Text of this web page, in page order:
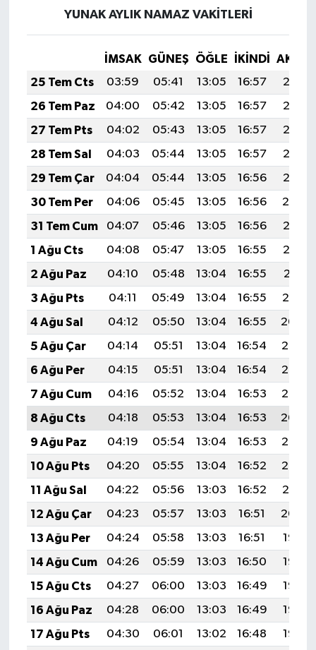
YUNAK AYLIK NAMAZ VAKITLERI
İMSAK GÜNEŞ ÖĞLE İKINDI
25 Tem Cts
03:59 05:41 13:05 16:57
20:18
26 Tem Paz
04:00 05:42 13:05 16:57
20:18
27 Tem Pts
04:02 05:43 13:05 16:57
20:17
28 Tem Sal
04:03 05:44 13:05 16:57
20:16
29 Tem Çar
04:04 05:44 13:05 16:56
20:15
30 Tem Per
04:06 05:45 13:05 16:56
20:14
31 Tem Cum
04:07 05:46 13:05 16:56
20:13
1 Ağu Cts
04:08 05:47 13:05 16:55
20:12
2 Ağu Paz
04:10 05:48 13:04 16:55
20:11
3 Ağu Pts
04:11 05:49 13:04 16:55
20:10
4 Ağu Sal
04:12 05:50 13:04 16:55
20:09
5 Ağu Çar
04:14 05:51 13:04 16:54
20:08
6 Ağu Per
04:15 05:51 13:04 16:54
20:07
7 Ağu Cum
04:16 05:52 13:04 16:53
20:06
8 Ağu Cts
04:18 05:53 13:04 16:53
20:04
9 Ağu Paz
04:19 05:54 13:04 16:53
20:03
10 Ağu Pts
04:20 05:55 13:04 16:52
20:02
11 Ağu Sal
04:22 05:56 13:03 16:52
20:01
12 Ağu Çar
04:23 05:57 13:03 16:51
20:00
13 Ağu Per
04:24 05:58 13:03 16:51
19:58
14 Ağu Cum
04:26 05:59 13:03 16:50
19:57
15 Ağu Cts
04:27 06:00 13:03 16:49
19:56
16 Ağu Paz
04:28 06:00 13:03 16:49
19:55
17 Ağu Pts
04:30 06:01 13:02 16:48
19:53